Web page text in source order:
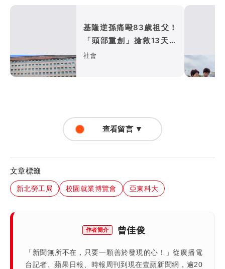
基隆逆孫痛毆83歲祖父！
「頭部重創」搶救13天後
不治
社會
查看留言 ▼
文章標籤
新北勞工局 校園就業博覽會 亞東科大
作者簡介 曾佳俊
「新聞無所不在，只要一顆善於發現的心！」從廣播電
台記者、蘋果日報、時報周刊到現在壹蘋新聞網，逾20